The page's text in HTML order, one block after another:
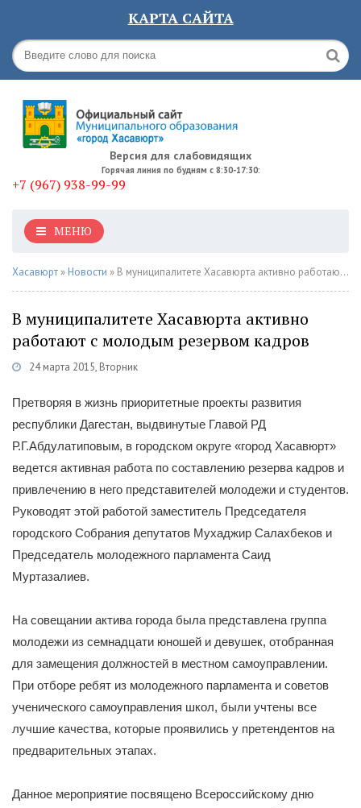
КАРТА САЙТА
Версия для слабовидящих
Горячая линия по будням с 8:30-17:30:
+7 (967) 938-99-99
МЕНЮ
Хасавюрт » Новости » В муниципалитете Хасавюрта активно работают с молодым резервом кадров
В муниципалитете Хасавюрта активно
работают с молодым резервом кадров
24 марта 2015, Вторник
Претворяя в жизнь приоритетные проекты развития
республики Дагестан, выдвинутые Главой РД
Р.Г.Абдулатиповым, в городском округе «город Хасавюрт»
ведется активная работа по составлению резерва кадров и
привлечению в него представителей молодежи и студентов.
Руководят этой работой заместитель Председателя
городского Собрания депутатов Мухаджир Салахбеков и
Председатель молодежного парламента Саид
Муртазалиев.
На совещании актива города была представлена группа
молодежи из семнадцати юношей и девушек, отобранная
для замещения должностей в местном самоуправлении.
При отборе ребят из молодежного парламента и советов
ученического самоуправления школ, были учтены все
лучшие качества, которые проявились у претендентов на
предварительных этапах.
Данное мероприятие посвящено Всероссийскому дню